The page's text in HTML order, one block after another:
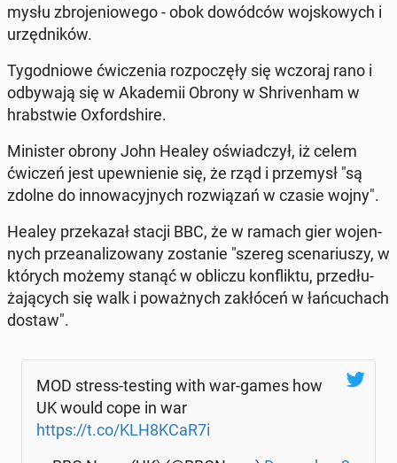
my­słu zbro­je­nio­we­go - obok do­wód­ców woj­sko­wych i
urzęd­ni­ków.
Ty­go­dnio­we ćwi­cze­nia roz­po­czę­ły się wczoraj rano i
od­by­wa­ją się w Aka­de­mii Obrony w Shri­ven­ham w
hrab­stwie Oxford­shi­re.
Mi­ni­ster obrony John Healey oświad­czył, iż celem
ćwiczeń jest upew­nie­nie się, że rząd i prze­mysł "są
zdolne do in­no­wa­cyj­nych roz­wią­zań w czasie wojny".
Healey prze­ka­zał stacji BBC, że w ramach gier wo­jen­
nych prze­ana­li­zo­wa­ny zo­sta­nie "szereg sce­na­riu­szy, w
których możemy stanąć w obliczu kon­flik­tu, prze­dłu­
ża­ją­cych się walk i po­waż­nych za­kłó­ceń w łań­cu­chach
dostaw".
MOD stress-testing with war-games how
UK would cope in war
https://t.co/KLH8KCaR7i